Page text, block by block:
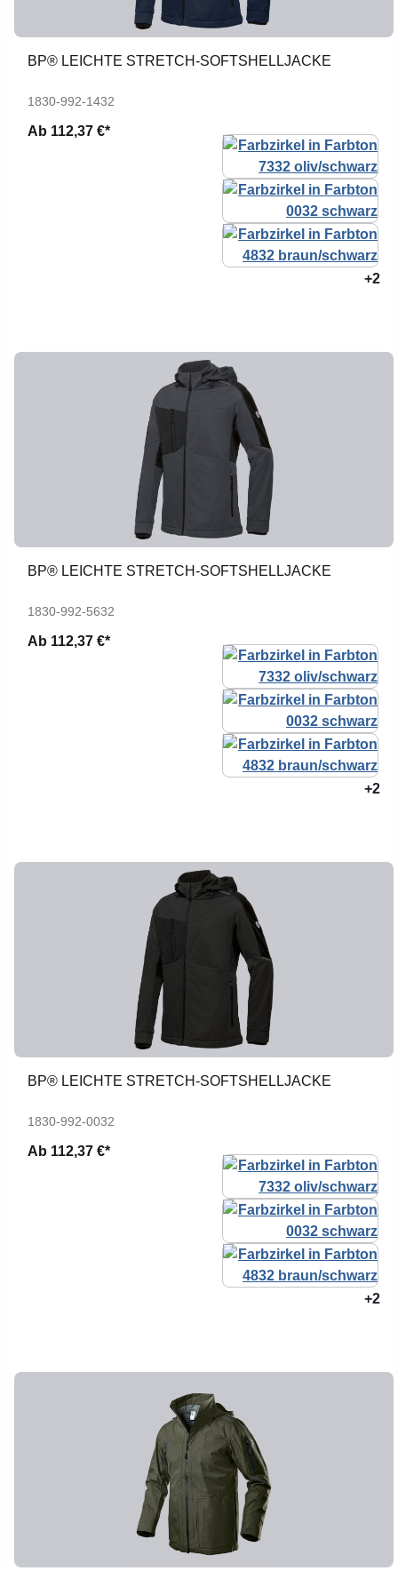
BP® LEICHTE STRETCH-SOFTSHELLJACKE
1830-992-1432
Ab 112,37 €*
+2
BP® LEICHTE STRETCH-SOFTSHELLJACKE
1830-992-5632
Ab 112,37 €*
+2
BP® LEICHTE STRETCH-SOFTSHELLJACKE
1830-992-0032
Ab 112,37 €*
+2